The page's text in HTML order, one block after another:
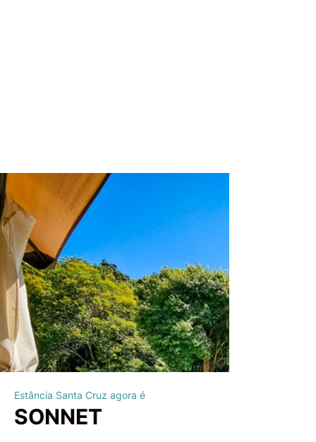
Estância Santa Cruz agora é
SONNET